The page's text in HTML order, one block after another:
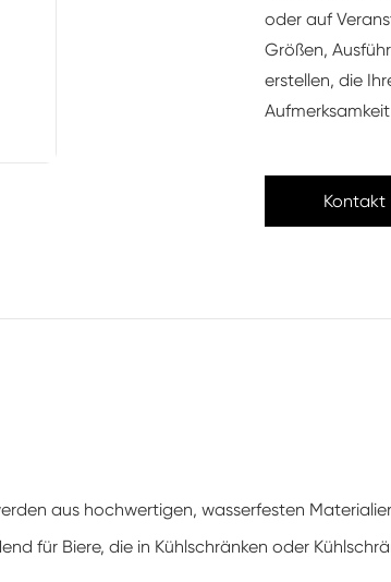
oder auf
Größen,
erstellen, die
Kontakt
aus hochwertigen, wasserfesten
für Biere, die in Kühlschränken oder